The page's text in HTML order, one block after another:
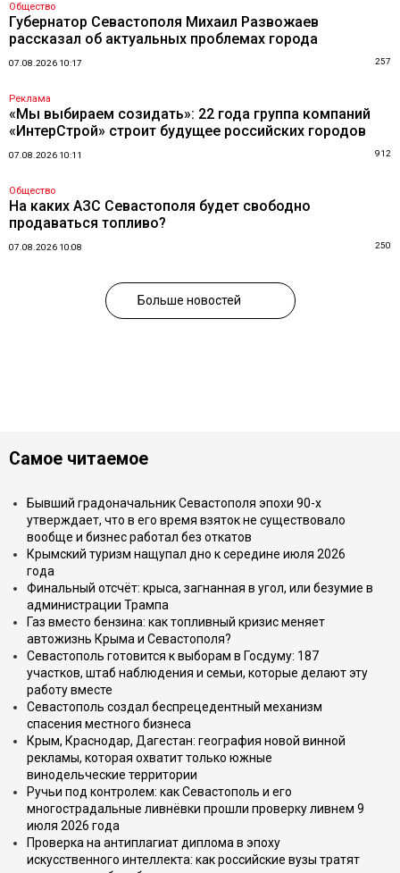
Общество
Губернатор Севастополя Михаил Развожаев
рассказал об актуальных проблемах города
07.08.2026 10:17 257
Реклама
«Мы выбираем созидать»: 22 года группа компаний
«ИнтерСтрой» строит будущее российских городов
07.08.2026 10:11 912
Общество
На каких АЗС Севастополя будет свободно
продаваться топливо?
07.08.2026 10:08 250
Больше новостей
Самое читаемое
Бывший градоначальник Севастополя эпохи 90-х
утверждает, что в его время взяток не существовало
вообще и бизнес работал без откатов
Крымский туризм нащупал дно к середине июля 2026
года
Финальный отсчёт: крыса, загнанная в угол, или безумие в
администрации Трампа
Газ вместо бензина: как топливный кризис меняет
автожизнь Крыма и Севастополя?
Севастополь готовится к выборам в Госдуму: 187
участков, штаб наблюдения и семьи, которые делают эту
работу вместе
Севастополь создал беспрецедентный механизм
спасения местного бизнеса
Крым, Краснодар, Дагестан: география новой винной
рекламы, которая охватит только южные
винодельческие территории
Ручьи под контролем: как Севастополь и его
многострадальные ливнёвки прошли проверку ливнем 9
июля 2026 года
Проверка на антиплагиат диплома в эпоху
искусственного интеллекта: как российские вузы тратят